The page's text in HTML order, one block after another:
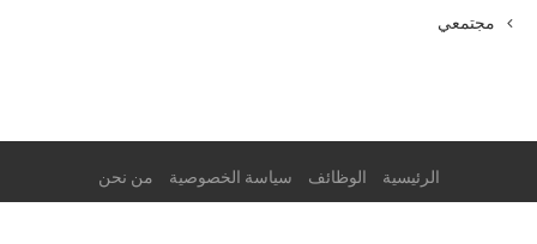
مجتمعي
الرئيسية الوظائف سياسة الخصوصية من نحن